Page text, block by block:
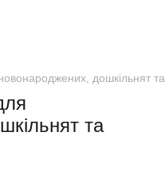
дошкільнят
та